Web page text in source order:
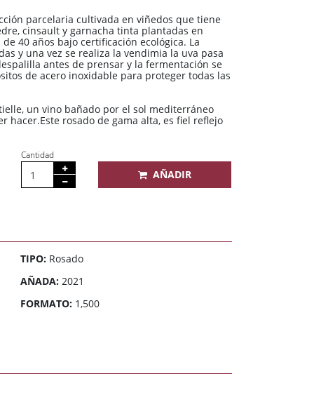
Bollinger Special Cuvée Brut
85,95 €
Berta IL FATTO Grappa di
Brunello
49,95 €
parcelaria cultivada en viñedos que tiene
cinsault y garnacha tinta plantadas en
40 años bajo certificación ecológica. La
y una vez se realiza la vendimia la uva pasa
antes de prensar y la fermentación se
de acero inoxidable para proteger todas las
un vino bañado por el sol mediterráneo
hacer.Este rosado de gama alta, es fiel reflejo
Cantidad
AÑADIR
TIPO:Rosado
AÑADA:2021
FORMATO:1,500